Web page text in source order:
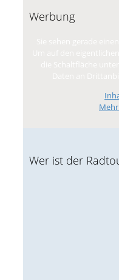
Werbung
Wer ist der